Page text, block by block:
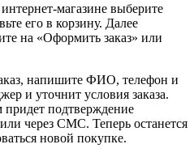
магазине выберите
его в корзину. Далее
на «Оформить заказ» или
напишите ФИО, телефон и
и уточнит условия заказа.
придет подтверждение
через СМС. Теперь останется
новой покупке.